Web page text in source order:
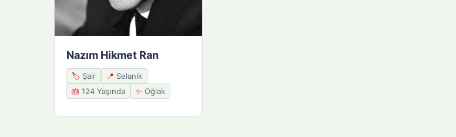
Nazım Hikmet Ran
🏷️ Şair 📍 Selanik
🎂 124 Yaşında ✨ Oğlak